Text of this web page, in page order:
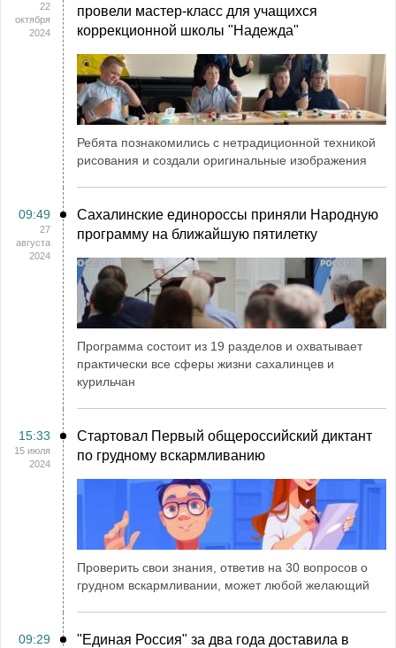
22
октября
2024
провели мастер-класс для учащихся
коррекционной школы "Надежда"
Ребята познакомились с нетрадиционной техникой
рисования и создали оригинальные изображения
09:49
27
августа
2024
Сахалинские единороссы приняли Народную
программу на ближайшую пятилетку
Программа состоит из 19 разделов и охватывает
практически все сферы жизни сахалинцев и
курильчан
15:33
15 июля
2024
Стартовал Первый общероссийский диктант
по грудному вскармливанию
Проверить свои знания, ответив на 30 вопросов о
грудном вскармливании, может любой желающий
09:29
"Единая Россия" за два года доставила в